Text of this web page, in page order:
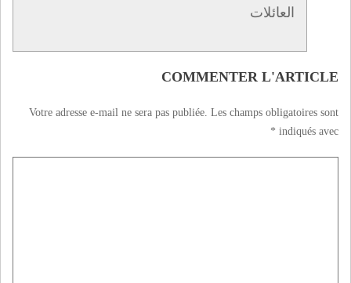
العائلات
COMMENTER L'ARTICLE
Votre adresse e-mail ne sera pas publiée. Les champs obligatoires sont
indiqués avec
*